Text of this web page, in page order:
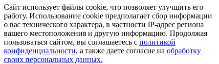
Сайт использует файлы cookie, что позволяет улучшить его
работу. Использование cookie предполагает сбор информации
о вас технического характера, в частности IP-адрес региона
вашего местоположения и другую информацию. Продолжая
пользоваться сайтом, вы соглашаетесь с политикой
конфиденциальности, а также даете согласие на обработку
своих персональных данных.